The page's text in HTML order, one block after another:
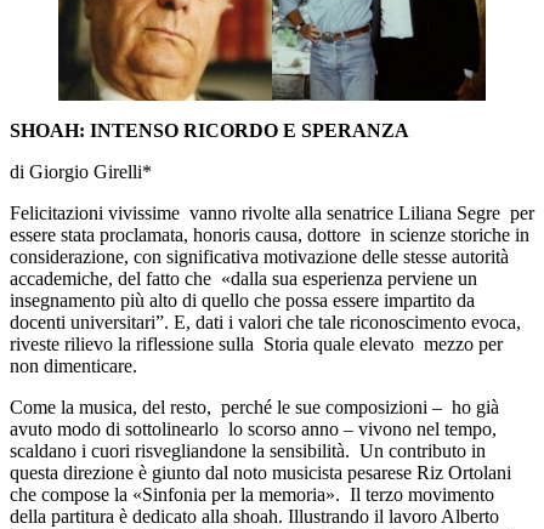
SHOAH: INTENSO RICORDO E SPERANZA
di Giorgio Girelli*
Felicitazioni vivissime vanno rivolte alla senatrice Liliana Segre per
essere stata proclamata, honoris causa, dottore in scienze storiche in
considerazione, con significativa motivazione delle stesse autorità
accademiche, del fatto che «dalla sua esperienza perviene un
insegnamento più alto di quello che possa essere impartito da
docenti universitari”. E, dati i valori che tale riconoscimento evoca,
riveste rilievo la riflessione sulla Storia quale elevato mezzo per
non dimenticare.
Come la musica, del resto, perché le sue composizioni – ho già
avuto modo di sottolinearlo lo scorso anno – vivono nel tempo,
scaldano i cuori risvegliandone la sensibilità. Un contributo in
questa direzione è giunto dal noto musicista pesarese Riz Ortolani
che compose la «Sinfonia per la memoria». Il terzo movimento
della partitura è dedicato alla shoah. Illustrando il lavoro Alberto